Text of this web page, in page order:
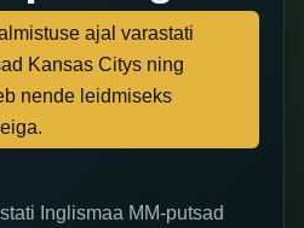
ajal varastati
Kansas Citys ning
nende leidmiseks
Inglismaa MM-putsad